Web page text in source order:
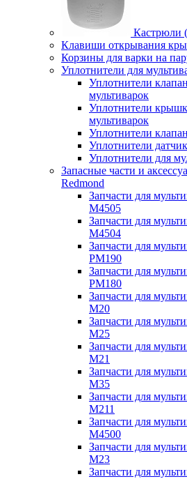
Кастрюли
Клавиши открывания
Корзины для варки на
Уплотнители для
Уплотнители
мультиварок
Уплотнители
мультиварок
Уплотнители
Уплотнители
Уплотнители для
Запасные части и
Redmond
Запчасти для
M4505
Запчасти для
M4504
Запчасти для
PM190
Запчасти для
PM180
Запчасти для
M20
Запчасти для
M25
Запчасти для
M21
Запчасти для
M35
Запчасти для
M211
Запчасти для
M4500
Запчасти для
M23
Запчасти для